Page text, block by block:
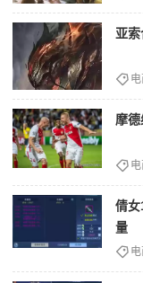
亚
摩
倩女
量